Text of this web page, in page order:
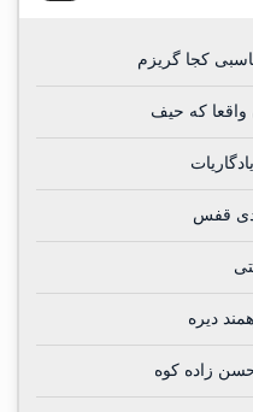
کجا گریزم
واقعا که حیف
قفس
دیره
حسن زاده کوه